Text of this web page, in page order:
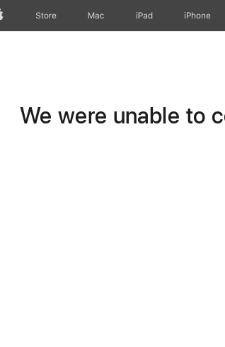
Apple Store Mac iPad iPhone
We were unable to